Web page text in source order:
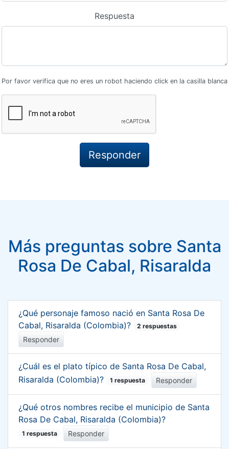
Respuesta
Por favor verifica que no eres un robot haciendo click en la casilla blanca
Más preguntas sobre Santa
Rosa De Cabal, Risaralda
¿Qué personaje famoso nació en Santa Rosa De
Cabal, Risaralda (Colombia)?
2 respuestas
Responder
¿Cuál es el plato típico de Santa Rosa De Cabal,
Risaralda (Colombia)?
1 respuesta Responder
¿Qué otros nombres recibe el municipio de Santa
Rosa De Cabal, Risaralda (Colombia)?
1 respuesta Responder